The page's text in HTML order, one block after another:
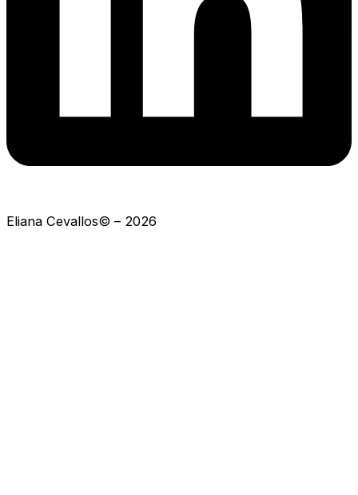
Eliana Cevallos© – 2026